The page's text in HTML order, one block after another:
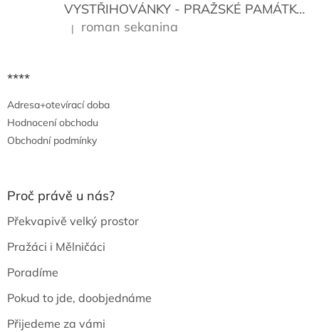
VYSTŘIHOVÁNKY - PRAŽSKÉ PAMÁTKY
Hodnocení produktu je 5 z 5 hvězdiček.
| roman sekanina
****
Adresa+otevírací doba
Hodnocení obchodu
Obchodní podmínky
Proč právě u nás?
Překvapivě velký prostor
Pražáci i Mělničáci
Poradíme
Pokud to jde, doobjednáme
Přijedeme za vámi